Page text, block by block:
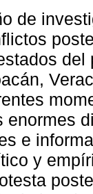
de
enormes
e
y